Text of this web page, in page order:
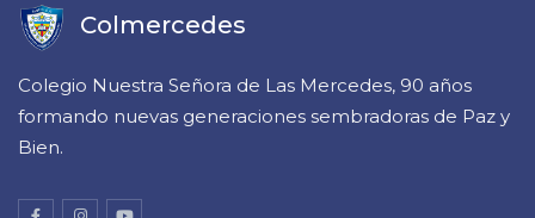
Colmercedes
Colegio Nuestra Señora de Las Mercedes, 90 años
formando nuevas generaciones sembradoras de Paz y
Bien.